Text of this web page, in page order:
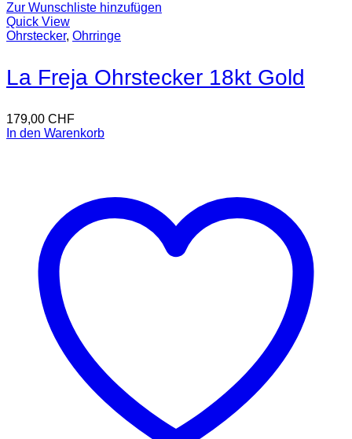
Zur Wunschliste hinzufügen
Quick View
Ohrstecker, Ohrringe
La Freja Ohrstecker 18kt Gold
179,00 CHF
In den Warenkorb